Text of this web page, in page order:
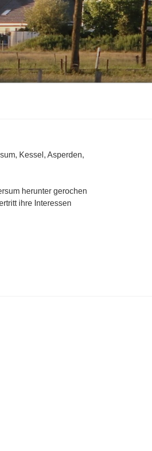
Kessel, Asperden,
herunter gerochen
ihre Interessen